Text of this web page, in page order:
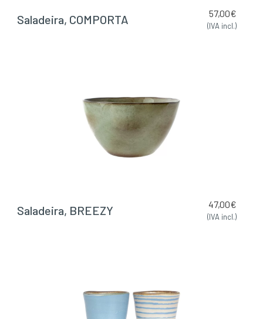
Saladeira, COMPORTA 57,00€
(IVA incl.)
Saladeira, BREEZY 47,00€
(IVA incl.)